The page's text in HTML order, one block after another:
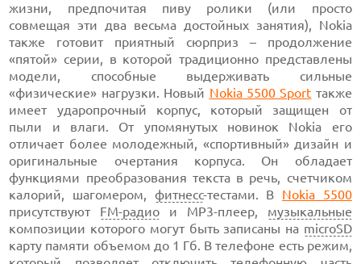
жизни, предпочитая пиву ролики (или просто
совмещая эти два весьма достойных занятия), Nokia
также готовит приятный сюрприз – продолжение
«пятой» серии, в которой традиционно представлены
модели, способные выдерживать сильные
«физические» нагрузки. Новый Nokia 5500 Sport также
имеет ударопрочный корпус, который защищен от
пыли и влаги. От упомянутых новинок Nokia его
отличает более молодежный, «спортивный» дизайн и
оригинальные очертания корпуса. Он обладает
функциями преобразования текста в речь, счетчиком
калорий, шагомером, фитнесс-тестами. В Nokia 5500
присутствуют FM-радио и MP3-плеер, музыкальные
композиции которого могут быть записаны на microSD
карту памяти объемом до 1 Гб. В телефоне есть режим,